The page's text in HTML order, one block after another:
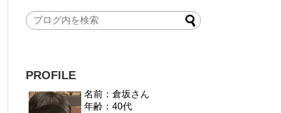
PROFILE
名前：倉坂さん
年齢：40代